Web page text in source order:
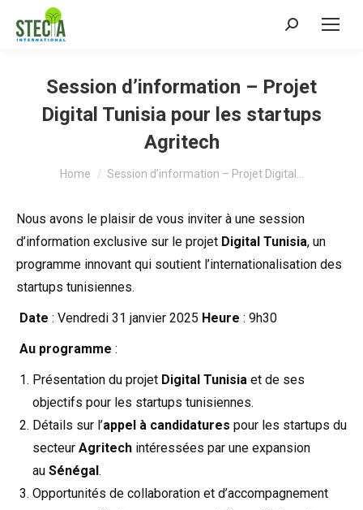
Search:
Session d’information – Projet
Digital Tunisia pour les startups
Agritech
You are here:
Home Session d’information – Projet Digital…
Nous avons le plaisir de vous inviter à une session
d’information exclusive sur le projet Digital Tunisia, un
programme innovant qui soutient l’internationalisation des
startups tunisiennes.
Date : Vendredi 31 janvier 2025 Heure : 9h30
Au programme :
Présentation du projet Digital Tunisia et de ses
objectifs pour les startups tunisiennes.
Détails sur l’appel à candidatures pour les startups du
secteur Agritech intéressées par une expansion
au Sénégal.
Opportunités de collaboration et d’accompagnement